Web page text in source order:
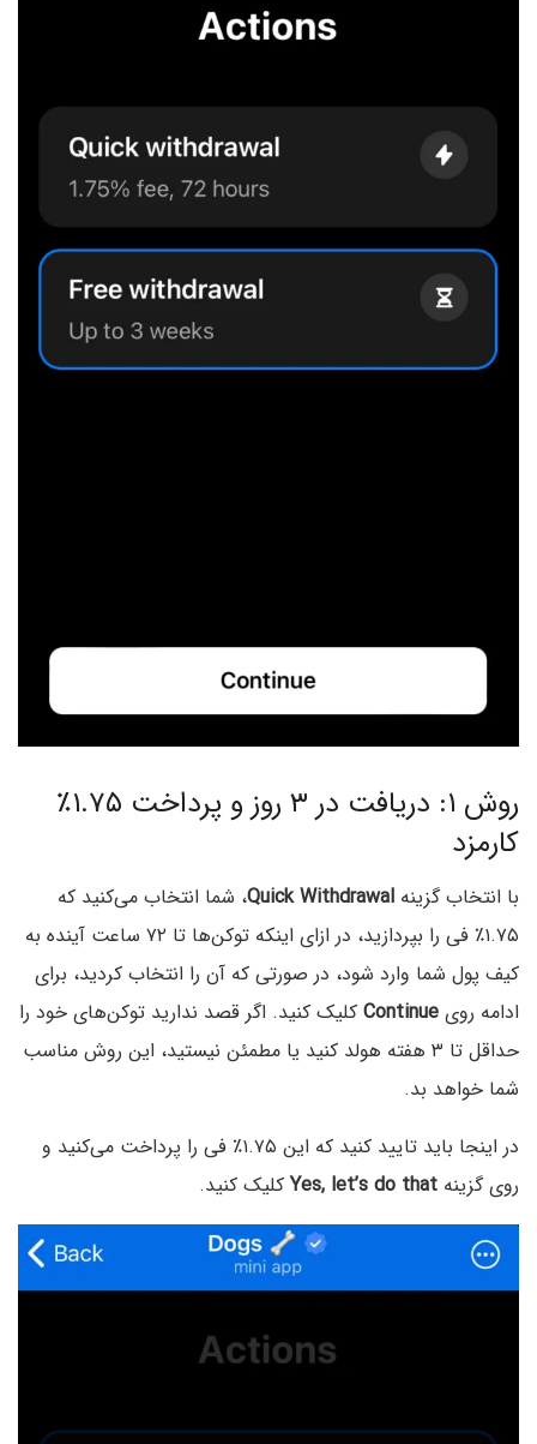
روش ۱:‌ دریافت در ۳ روز و پرداخت ۱.۷۵٪
کارمزد
با انتخاب گزینه Quick Withdrawal، شما انتخاب می‌کنید که
۱.۷۵٪ فی را بپردازید، در ازای اینکه توکن‌ها تا ۷۲ ساعت آینده به
کیف پول شما وارد شود، در صورتی که آن را انتخاب کردید، برای
ادامه روی Continue کلیک کنید. اگر قصد ندارید توکن‌های خود را
حداقل تا ۳ هفته هولد کنید یا مطمئن نیستید، این روش مناسب
شما خواهد بد.
در اینجا باید تایید کنید که این ۱.۷۵٪ فی را پرداخت می‌کنید و
روی گزینه Yes, let’s do thatکلیک کنید.